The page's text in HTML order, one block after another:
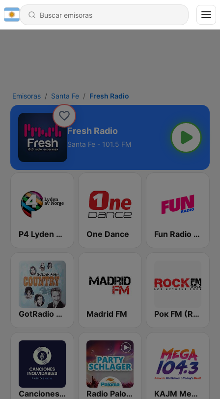
Emisoras Santa Fe Fresh Radio
Fresh Radio
Santa Fe - 101.5 FM
P4 Lyden av Norge One Dance Fun Radio FRANCE
GotRadio - Classic Country Madrid FM Рок FM (Rock FM 95.2)
Canciones Inolvidables Radio Paloma Partyschlager KAJM Mega 104.3 FM